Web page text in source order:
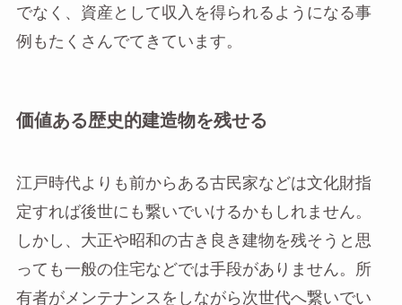
でなく、資産として収入を得られるようになる事
例もたくさんでてきています。
価値ある歴史的建造物を残せる
江戸時代よりも前からある古民家などは文化財指
定すれば後世にも繋いでいけるかもしれません。
しかし、大正や昭和の古き良き建物を残そうと思
っても一般の住宅などでは手段がありません。所
有者がメンテナンスをしながら次世代へ繋いでい